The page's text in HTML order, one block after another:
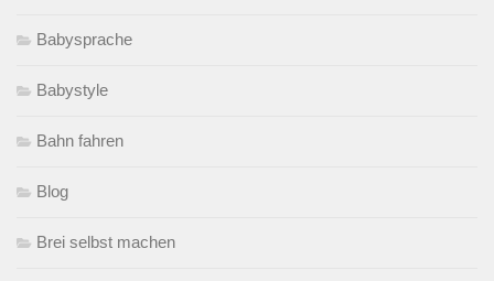
Babysprache
Babystyle
Bahn fahren
Blog
Brei selbst machen